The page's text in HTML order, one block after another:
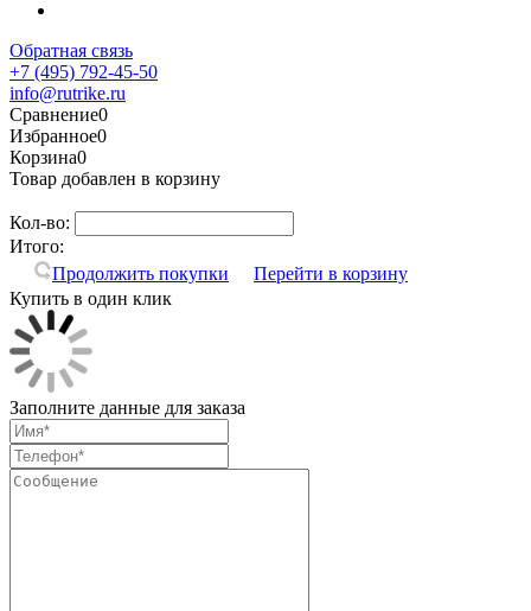
Обратная связь
+7 (495) 792-45-50
info@rutrike.ru
Сравнение0
Избранное0
Корзина0
Товар добавлен в корзину
Кол-во:
Итого:
Продолжить покупки
Перейти в корзину
Купить в один клик
Заполните данные для заказа